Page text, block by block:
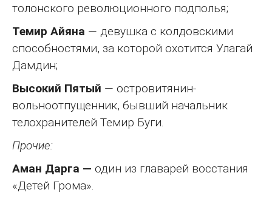
толонского революционного подполья;
Темир Айяна — девушка с колдовскими
способностями, за которой охотится Улагай
Дамдин;
Высокий Пятый — островитянин-
вольноотпущенник, бывший начальник
телохранителей Темир Буги.
Прочие:
Аман Дарга — один из главарей восстания
«Детей Грома».